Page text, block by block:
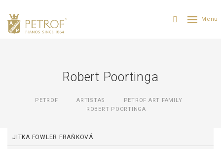
Robert Poortinga
PETROF ARTISTAS
PETROF ART FAMILY
ROBERT POORTINGA
JITKA FOWLER FRAŇKOVÁ